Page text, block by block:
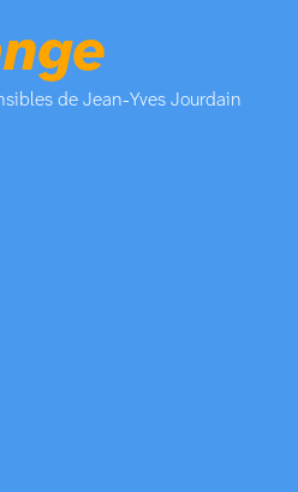
de Jean-Yves Jourdain